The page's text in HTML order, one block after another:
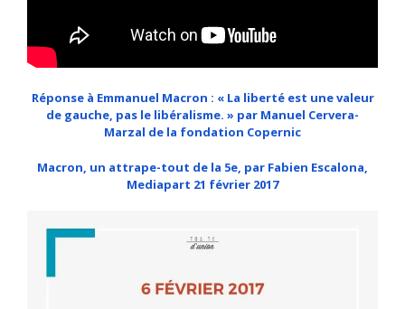
Réponse à Emmanuel Macron : « La liberté est une valeur
de gauche, pas le libéralisme. » par Manuel Cervera-
Marzal de la fondation Copernic
Macron, un attrape-tout de la 5e, par Fabien Escalona,
Mediapart 21 février 2017